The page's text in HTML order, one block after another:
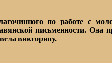
по работе с
письменности. Она
викторину.